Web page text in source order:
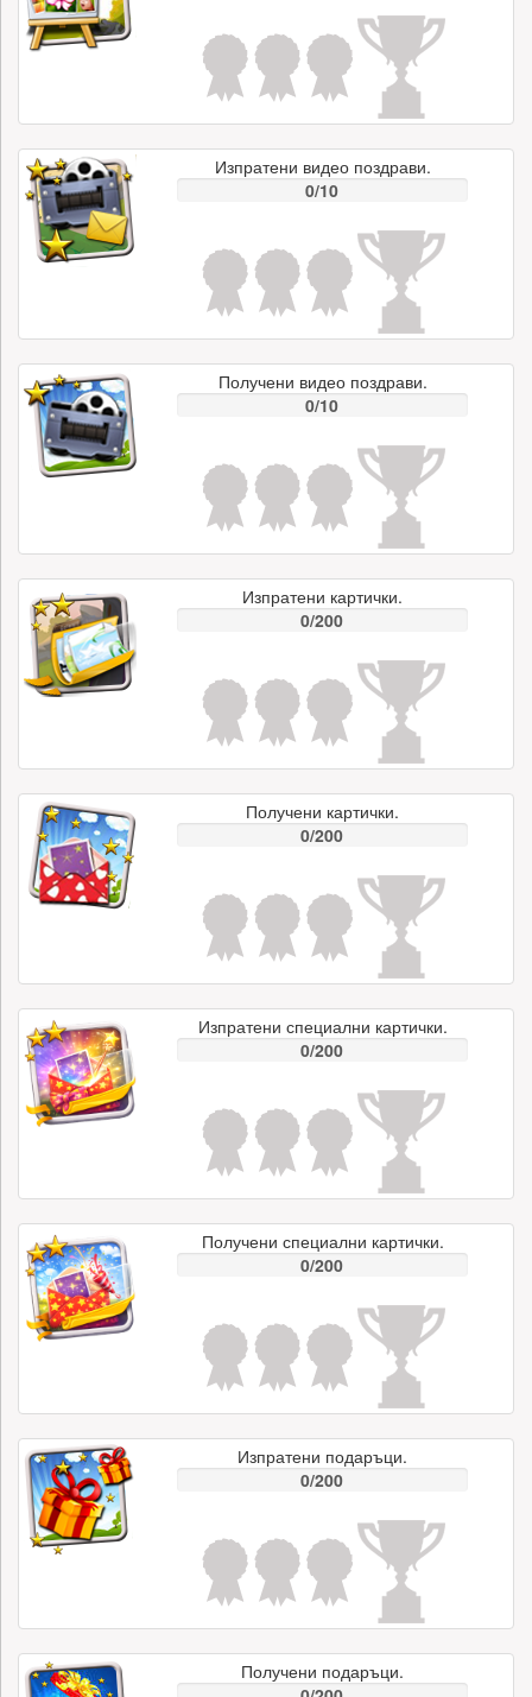
Изпратени видео поздрави.
0/10
Получени видео поздрави.
0/10
Изпратени картички.
0/200
Получени картички.
0/200
Изпратени специални картички.
0/200
Получени специални картички.
0/200
Изпратени подаръци.
0/200
Получени подаръци.